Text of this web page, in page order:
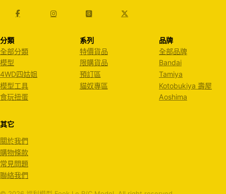
分類
全部分類
模型
4WD四姑姐
模型工具
食玩扭蛋
系列
特價貨品
限購貨品
預訂區
貓奴專區
品牌
全部品牌
Bandai
Tamiya
Kotobukiya 壽屋
Aoshima
其它
關於我們
購物條款
常見問題
聯絡我們